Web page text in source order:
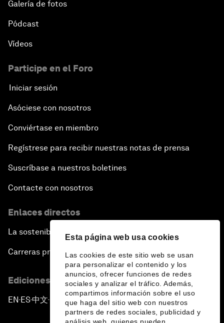
Esta página web usa cookies
Las cookies de este sitio web se usan
para personalizar el contenido y los
anuncios, ofrecer funciones de redes
sociales y analizar el tráfico. Además,
compartimos información sobre el uso
que haga del sitio web con nuestros
partners de redes sociales, publicidad y
Galería de fotos
Pódcast
Vídeos
Participe en el Foro
Iniciar sesión
Asóciese con nosotros
Conviértase en miembro
Regístrese para recibir nuestras notas de prensa
Suscríbase a nuestros boletines
Contacte con nosotros
Enlaces directos
La sostenibilidad en el Foro
Carreras profesionales
Ediciones en otros idiomas
EN ▪ ES▪中文▪ 日本語